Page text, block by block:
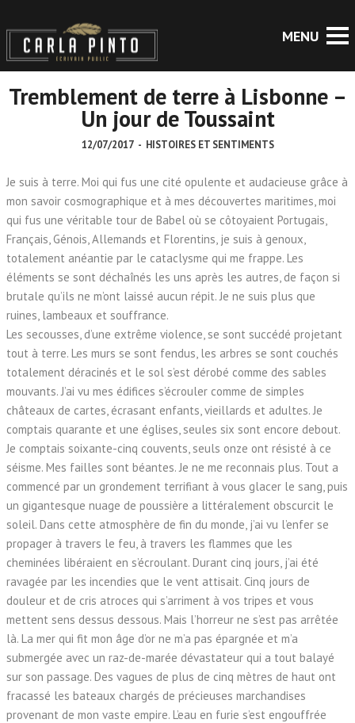
Tremblement de terre à Lisbonne –
Un jour de Toussaint
12/07/2017 - HISTOIRES ET SENTIMENTS
Je suis à terre. Moi qui fus une cité opulente et audacieuse grâce à
mon savoir cosmographique et à mes découvertes maritimes, moi
qui fus une véritable tour de Babel où se côtoyaient Portugais,
Français, Génois, Allemands et Florentins, je suis à genoux,
totalement anéantie par le cataclysme qui me frappe. Les
éléments se sont déchaînés les uns après les autres, de façon si
brutale qu’ils ne m’ont laissé aucun répit. Je ne suis plus que
ruines, lambeaux et souffrance.
Les secousses, d’une extrême violence, se sont succédé projetant
tout à terre. Les murs se sont fendus, les arbres se sont couchés
totalement déracinés et le sol s’est dérobé comme des sables
mouvants. J’ai vu mes édifices s’écrouler comme de simples
châteaux de cartes, écrasant enfants, vieillards et adultes. Je
comptais quarante et une églises, seules six sont encore debout.
Je comptais soixante-cinq couvents, seuls onze ont résisté à ce
séisme. Mes failles sont béantes. Je ne me reconnais plus. Tout a
commencé par un grondement terrifiant à vous glacer le sang, puis
un gigantesque nuage de poussière a littéralement obscurcit le
soleil. Dans cette atmosphère de fin du monde, j’ai vu l’enfer se
propager à travers le feu, à travers les flammes que les
cheminées libéraient en s’écroulant. Durant cinq jours, j’ai été
ravagée par les incendies que le vent attisait. Cinq jours de
douleur et de cris atroces qui s’arriment à vos tripes et vous
mettent sens dessus dessous. Mais l’horreur ne s’est pas arrêtée
là. La mer qui fit mon âge d’or ne m’a pas épargnée et m’a
submergée avec un raz-de-marée dévastateur qui a tout balayé
sur son passage. Des vagues de plus de cinq mètres de haut ont
fracassé les bateaux chargés de précieuses marchandises
provenant de mon vaste empire. L’eau en furie s’est engouffrée